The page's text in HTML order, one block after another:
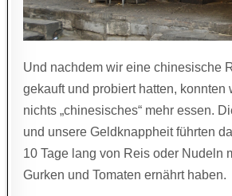
Und nachdem wir eine chinesische
gekauft und probiert hatten, konnten
nichts „chinesisches“ mehr essen.
und unsere Geldknappheit führten
10 Tage lang von Reis oder Nudeln
Gurken und Tomaten ernährt haben.